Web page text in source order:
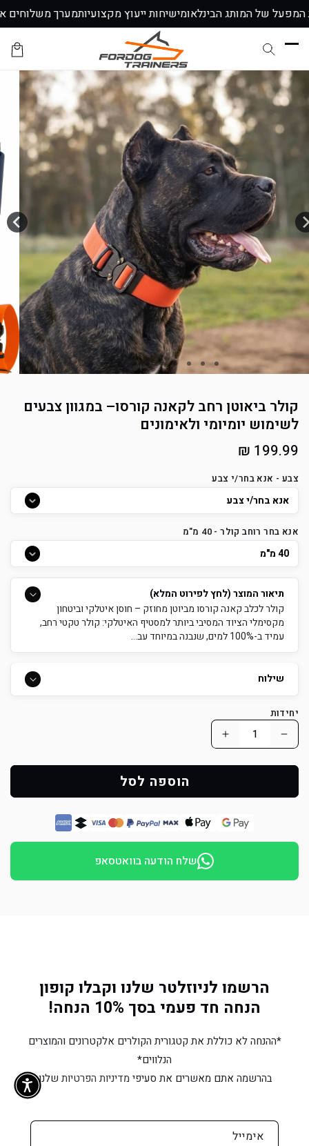
דלג
לתוכן
המפעל של המותג הבינלאומישיחות ייעוץ מקצועיותמערך משלוחים
עגלת
הקניות
דלג
לתוכן
המוצר
קולר ביאוטן רחב לקאנה קורסו– במגוון צבעים
לשימוש יומיומי ולאימונים
מחיר
רגיל
199.99 ₪
צבע - אנא בחר/י צבע
אנא בחר רוחב קולר - 40 מ"מ
תיאור המוצר (לחץ לפירוט המלא)
קולר לכלב קאנה קורסו מביוטן מחוזק – חוסן איטלקי וביטחון
מקסימלי הציוד המסיבי ביותר למסטיף האיטלקי: קולר טקטי רחב,
עמיד ב-100% למים, שנבנה במיוחד עב...
שילוח
יחידות
הפחת
כמות
קולר
הוסף
כמות
קולר
ביאוטן
לקאנה
קורסו–
הוספה לסל
שלח הודעה בוואטסאפ
הרשמו לניוזלטר שלנו וקבלו קופון
הנחה חד פעמי בסך 10% הנחה!
*ההנחה לא כוללת את קטגורית הקולרים אלקטרונים והמוצרים
הנלווים*
בהרשמה אתם מאשרים את סעיפי מדיניות הפרטיות שלנו.
אימייל